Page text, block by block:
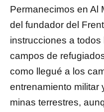
Permanecimos en Al
del fundador del
instrucciones a
campos de
como llegué a los
entrenamiento militar
minas terrestres,